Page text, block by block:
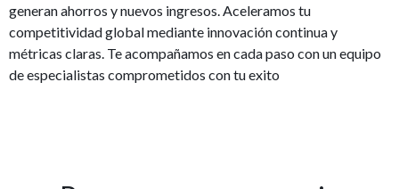
generan ahorros y nuevos ingresos. Aceleramos tu
competitividad global mediante innovación continua y
métricas claras. Te acompañamos en cada paso con un equipo
de especialistas comprometidos con tu exito